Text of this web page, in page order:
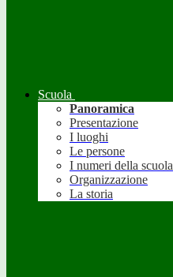
Scuola
Panoramica
Presentazione
I luoghi
Le persone
I numeri della scuola
Organizzazione
La storia